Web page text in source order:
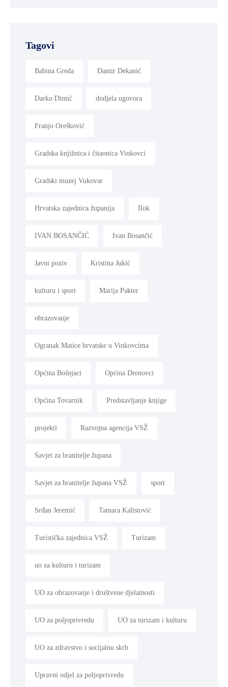
Tagovi
Babina Greda Damir Dekanić
Darko Dimić dodjela ugovora
Franjo Orešković
Gradska knjižnica i čitaonica Vinkovci
Gradski muzej Vukovar
Hrvatska zajednica županija Ilok
IVAN BOSANČIĆ Ivan Bosančić
Javni poziv Kristina Jukić
kulturu i sport Marija Pakter
obrazovanje
Ogranak Matice hrvatske u Vinkovcima
Općina Bošnjaci Općina Drenovci
Općina Tovarnik Predstavljanje knjige
projekti Razvojna agencija VSŽ
Savjet za branitelje župana
Savjet za branitelje župana VSŽ sport
Srđan Jeremić Tamara Kalistović
Turistička zajednica VSŽ Turizam
uo za kulturu i turizam
UO za obrazovanje i društvene djelatnosti
UO za poljoprivredu UO za turizam i kulturu
UO za zdravstvo i socijalnu skrb
Upravni odjel za poljoprivredu